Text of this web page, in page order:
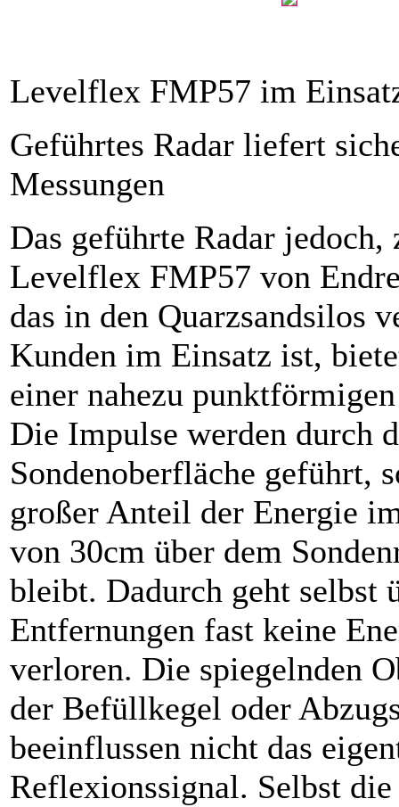
Levelflex FMP57 im
Geführtes Radar liefert
Messungen
Das geführte Radar jedoch,
Levelflex FMP57 von
das in den Quarzsandsilos
Kunden im Einsatz ist,
einer nahezu
Die Impulse werden durch
Sondenoberfläche geführt,
großer Anteil der Energie
von 30cm über dem
bleibt. Dadurch geht selbst
Entfernungen fast keine
verloren. Die spiegelnden
der Befüllkegel oder
beeinflussen nicht das
Reflexionssignal. Selbst